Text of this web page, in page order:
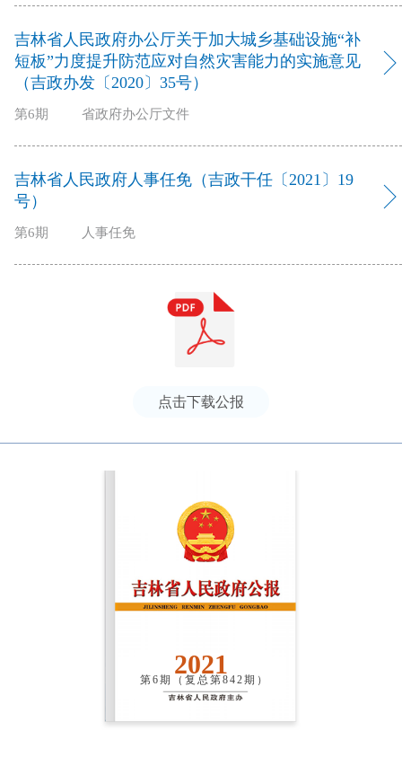
吉林省人民政府办公厅关于加大城乡基础设施“补
短板”力度提升防范应对自然灾害能力的实施意见
（吉政办发〔2020〕35号）
第6期 省政府办公厅文件
吉林省人民政府人事任免（吉政干任〔2021〕19
号）
第6期 人事任免
点击下载公报
2021
第6期（复总第842期）